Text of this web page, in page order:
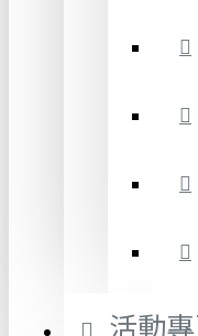
活動